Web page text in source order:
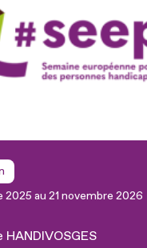
2025 au 21 novembre 2026
HANDIVOSGES